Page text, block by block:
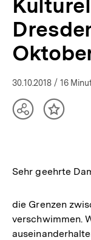
Presse
bpb.de
30.10.2018 / 16
TeilenInhalt
Sehr geehrte
die Grenzen
verschwimmen.